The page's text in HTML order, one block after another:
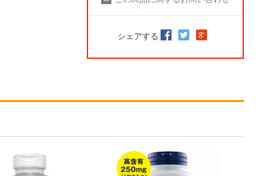
シェアする